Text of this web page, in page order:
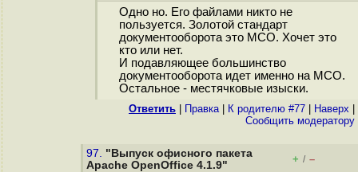
Одно но. Его файлами никто не
пользуется. Золотой стандарт
документооборота это МСО. Хочет это
кто или нет.
И подавляющее большинство
документооборота идет именно на МСО.
Остальное - местячковые изыски.
Ответить Правка| К родителю #77 Наверх
Cообщить модератору
97. "Выпуск офисного пакета
Apache OpenOffice 4.1.9"
+ / –